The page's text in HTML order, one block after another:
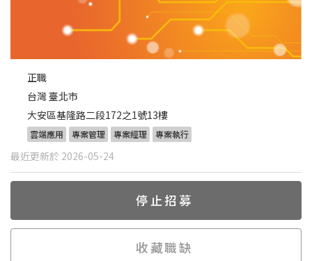
正職
台灣 臺北市
大安區基隆路二段172之1號13樓
雲端應用 專案管理 專案經理 專案執行
最近更新於 2026-05-24
停止招募
收藏職缺